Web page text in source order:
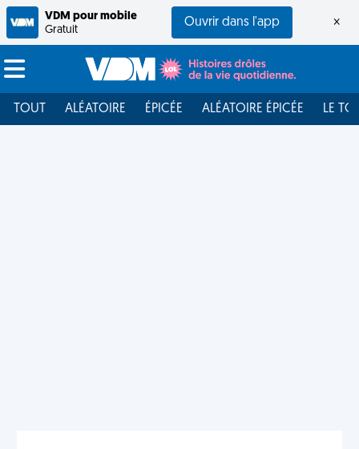
VDM pour mobile
Gratuit
Ouvrir dans l'app ×
TOUT ALÉATOIRE ÉPICÉE ALÉATOIRE ÉPICÉE LE